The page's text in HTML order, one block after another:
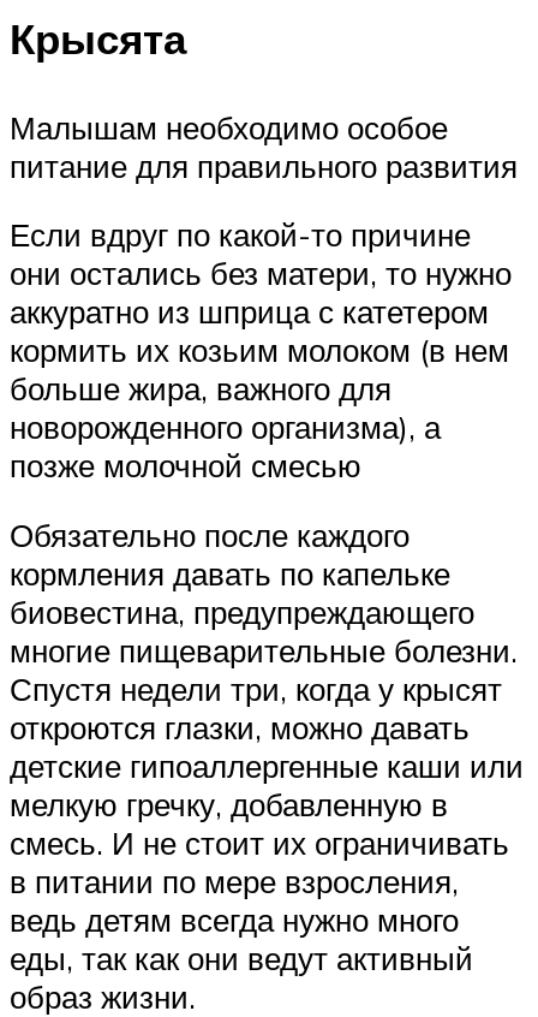
Крысята
Малышам необходимо особое
питание для правильного развития
Если вдруг по какой-то причине
они остались без матери, то нужно
аккуратно из шприца с катетером
кормить их козьим молоком (в нем
больше жира, важного для
новорожденного организма), а
позже молочной смесью
Обязательно после каждого
кормления давать по капельке
биовестина, предупреждающего
многие пищеварительные болезни.
Спустя недели три, когда у крысят
откроются глазки, можно давать
детские гипоаллергенные каши или
мелкую гречку, добавленную в
смесь. И не стоит их ограничивать
в питании по мере взросления,
ведь детям всегда нужно много
еды, так как они ведут активный
образ жизни.